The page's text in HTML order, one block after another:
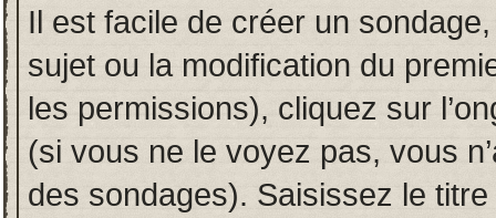
Il est facile de créer un
sujet ou la modification du
les permissions), cliquez sur
(si vous ne le voyez pas, vous
des sondages). Saisissez le